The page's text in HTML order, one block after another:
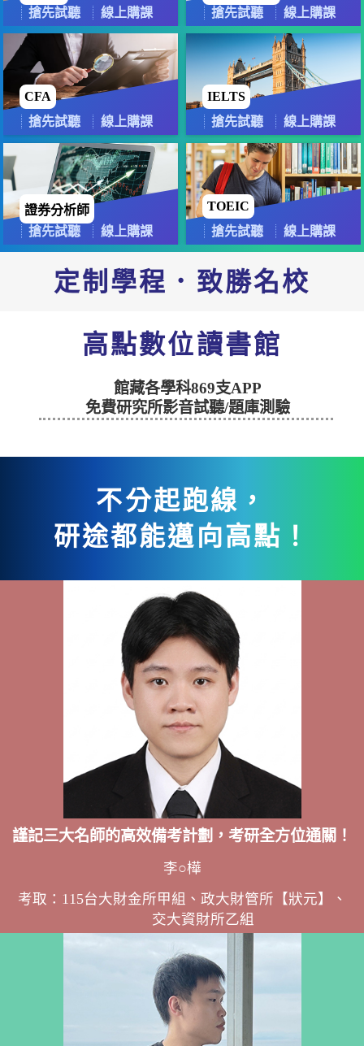
搶先試聽
線上購課
搶先試聽
線上購課
CFA
搶先試聽
線上購課
證券分析師
搶先試聽
線上購課
IELTS
搶先試聽
線上購課
TOEIC
搶先試聽
線上購課
定制學程．致勝名校
高點數位讀書館
館藏各學科869支APP
免費研究所影音試聽/題庫測驗
不分起跑線，
研途都能邁向高點！
謹記三大名師的高效備考計劃，考研全方位通關！
李○樺
考取：115台大財金所甲組、政大財管所【狀元】、
交大資財所乙組